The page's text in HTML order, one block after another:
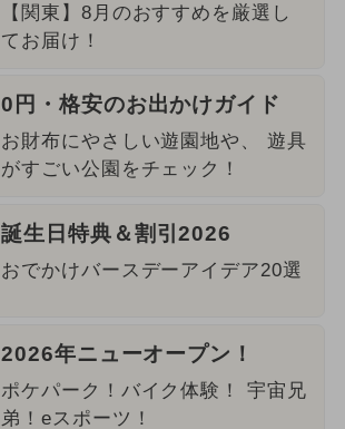
【関東】8月のおすすめを厳選し
てお届け！
0円・格安のお出かけガイド
お財布にやさしい遊園地や、 遊具
がすごい公園をチェック！
誕生日特典＆割引2026
おでかけバースデーアイデア20選
2026年ニューオープン！
ポケパーク！バイク体験！ 宇宙兄
弟！eスポーツ！